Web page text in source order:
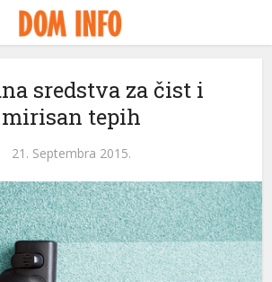
sredstva za čist i
mirisan tepih
21. Septembra 2015.